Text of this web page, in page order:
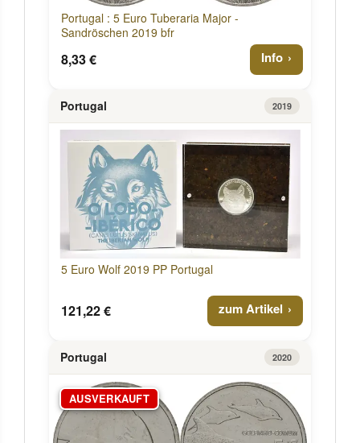
Portugal : 5 Euro Tuberaria Major -
Sandröschen 2019 bfr
8,33 € Info
Portugal 2019
5 Euro Wolf 2019 PP Portugal
121,22 € zum Artikel
Portugal 2020
AUSVERKAUFT